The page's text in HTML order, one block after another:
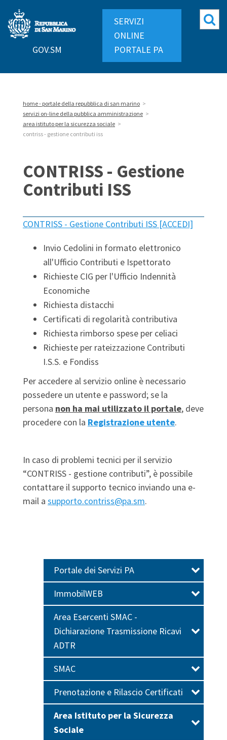
Repubblica
di
GOV.SM
SERVIZI
ONLINE
PORTALE PA
home - portale della repubblica di san marino >
servizi on-line della pubblica amministrazione >
area istituto per la sicurezza sociale >
contriss - gestione contributi iss
CONTRISS - Gestione
Contributi ISS
CONTRISS - Gestione Contributi ISS [ACCEDI]
Invio Cedolini in formato elettronico
all'Ufficio Contributi e Ispettorato
Richieste CIG per l'Ufficio Indennità
Economiche
Richiesta distacchi
Certificati di regolarità contributiva
Richiesta rimborso spese per celiaci
Richieste per rateizzazione Contributi
I.S.S. e Fondiss
Per accedere al servizio online è necessario
possedere un utente e password; se la
persona non ha mai utilizzato il portale, deve
procedere con la Registrazione utente.
In caso di problemi tecnici per il servizio
“CONTRISS - gestione contributi”, è possibile
contattare il supporto tecnico inviando una e-
mail a supporto.contriss@pa.sm.
Portale dei Servizi PA
ImmobilWEB
Area Esercenti SMAC -
Dichiarazione Trasmissione Ricavi
ADTR
SMAC
Prenotazione e Rilascio Certificati
Area Istituto per la Sicurezza
Sociale